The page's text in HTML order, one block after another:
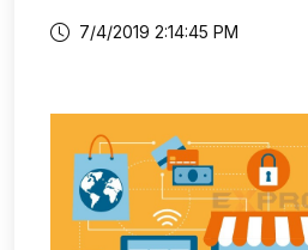
7/4/2019 2:14:45 PM